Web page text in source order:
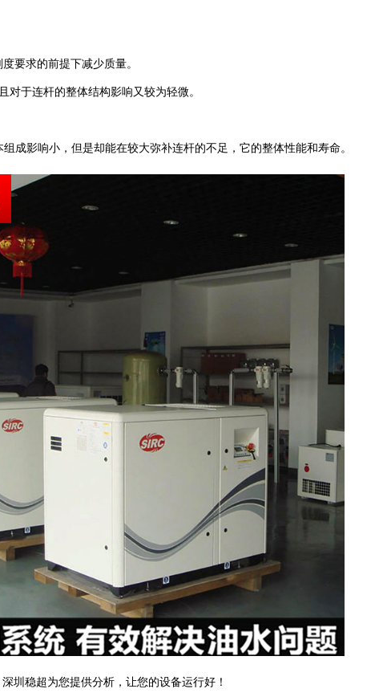
要求的前提下减少质量。
于连杆的整体结构影响又较为轻微。
成影响小，但是却能在较大弥补连杆的不足，它的整体性能和寿命。
圳稳超为您提供分析，让您的设备运行好！